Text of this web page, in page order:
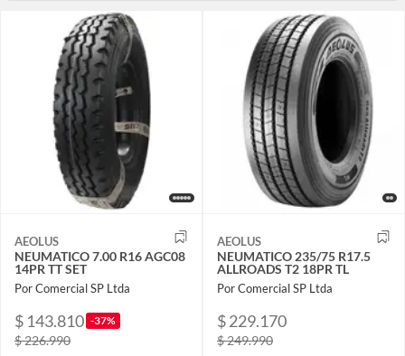
AEOLUS
NEUMATICO 7.00 R16 AGC08
14PR TT SET
Por Comercial SP Ltda
$ 143.810 -37%
$ 226.990
AEOLUS
NEUMATICO 235/75 R17.5
ALLROADS T2 18PR TL
Por Comercial SP Ltda
$ 229.170
$ 249.990